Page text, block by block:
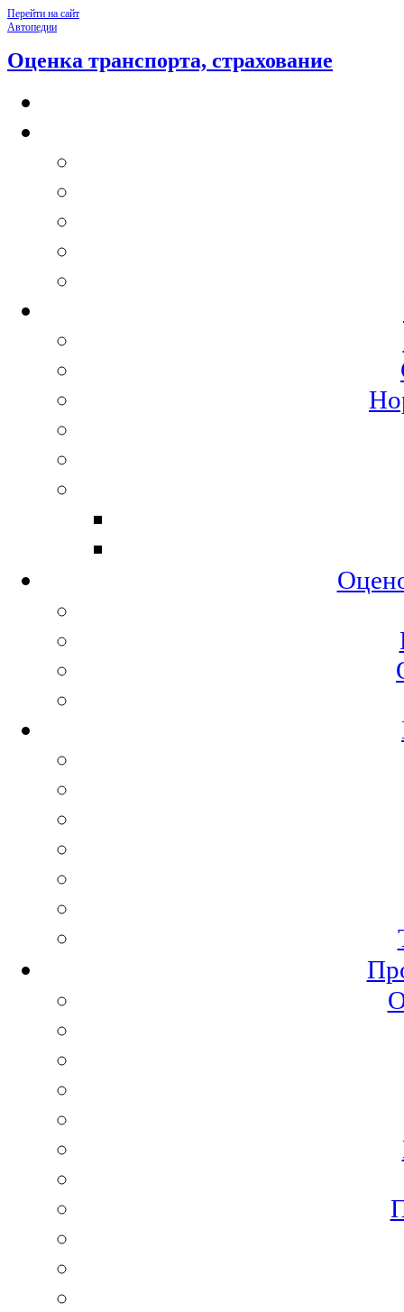
Перейти на сайт
Автопедии
Оценка транспорта, страхование